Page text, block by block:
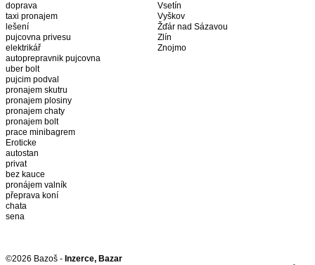
doprava
taxi pronajem
lešení
pujcovna privesu
elektrikář
autoprepravnik pujcovna
uber bolt
pujcim podval
pronajem skutru
pronajem plosiny
pronajem chaty
pronajem bolt
prace minibagrem
Eroticke
autostan
privat
bez kauce
pronájem valník
přeprava koní
chata
sena
Vsetín
Vyškov
Žďár nad Sázavou
Zlín
Znojmo
©2026 Bazoš - Inzerce, Bazar